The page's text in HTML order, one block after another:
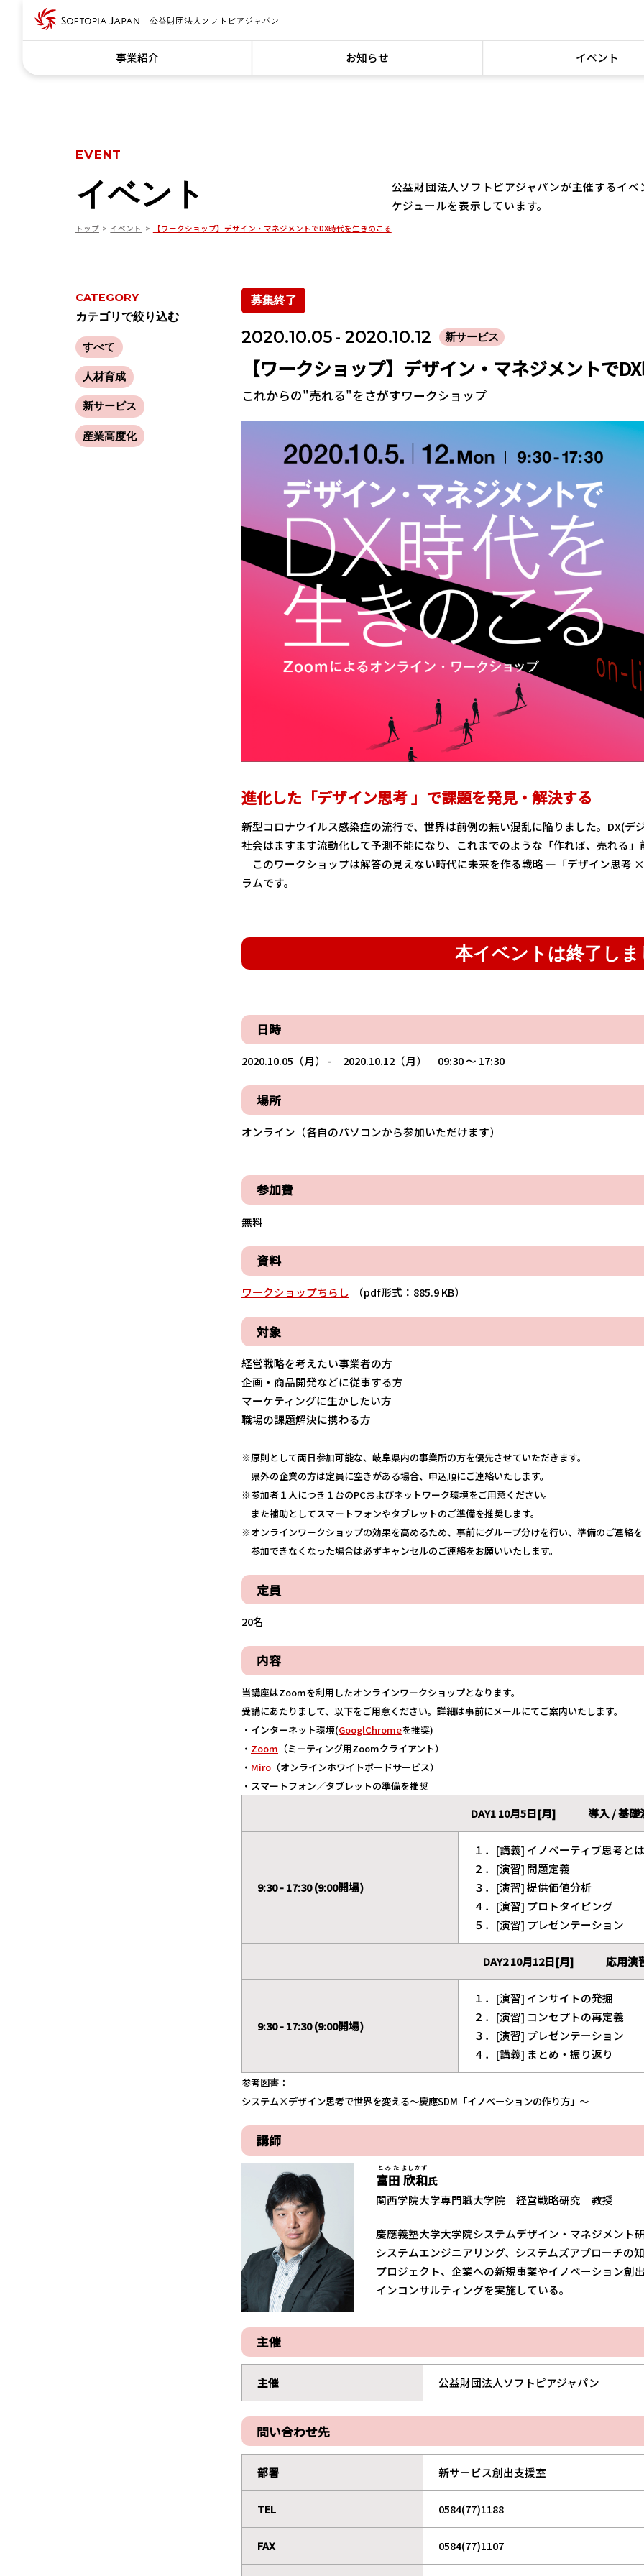
事業紹介 お知らせ イベント
EVENT
イベント
トップ イベント 【ワークショップ】デザイン・マネジメントでDX時代を生きのこる
公益財団法人ソフトピアジャパンが主催するイ
ケジュールを表示しています。
CATEGORY
カテゴリで絞り込む
すべて
人材育成
新サービス
産業高度化
募集終了
2020.10.05- 2020.10.12 新サービス
【ワークショップ】デザイン・マネジメントで
これからの"売れる"をさがすワークショップ
進化した「デザイン思考 」で課題を発見・解決する
新型コロナウイルス感染症の流行で、世界は前例の無い混乱に陥りました。DX(
社会はますます流動化して予測不能になり、これまでのような「作れば、売れる
このワークショップは解答の見えない時代に未来を作る戦略 ―「デザイン思考
ラムです。
本イベントは終了し
日時
2020.10.05（月） - 2020.10.12（月） 09:30 〜 17:30
場所
オンライン（各自のパソコンから参加いただけます）
参加費
無料
資料
ワークショップちらし （pdf形式：885.9 KB）
対象
経営戦略を考えたい事業者の方
企画・商品開発などに従事する方
マーケティングに生かしたい方
職場の課題解決に携わる方
※原則として両日参加可能な、岐阜県内の事業所の方を優先させていただきます。
県外の企業の方は定員に空きがある場合、申込順にご連絡いたします。
※参加者１人につき１台のPCおよびネットワーク環境をご用意ください。
また補助としてスマートフォンやタブレットのご準備を推奨します。
※オンラインワークショップの効果を高めるため、事前にグループ分けを行い、準備のご連絡
参加できなくなった場合は必ずキャンセルのご連絡をお願いいたします。
定員
20名
内容
当講座はZoomを利用したオンラインワークショップとなります。
受講にあたりまして、以下をご用意ください。詳細は事前にメールにてご案内いたします。
・インターネット環境(GooglChromeを推奨)
・ Zoom （ミーティング用Zoomクライアント）
・ Miro （オンラインホワイトボードサービス）
・スマートフォン／タブレットの準備を推奨
DAY1 10月5日[月] 導入 / 基礎
9:30 - 17:30 (9:00開場)
１．[講義] イノベーティブ思考とは
２．[演習] 問題定義
３．[演習] 提供価値分析
４．[演習] プロトタイピング
５．[演習] プレゼンテーション
DAY2 10月12日[月] 応用演
9:30 - 17:30 (9:00開場)
１．[演習] インサイトの発掘
２．[演習] コンセプトの再定義
３．[演習] プレゼンテーション
４．[講義] まとめ・振り返り
参考図書：
システム×デザイン思考で世界を変える～慶應SDM「イノベーションの作り方」～
講師
富田
とみた
欣和
よしかず
氏
関西学院大学専門職大学院 経営戦略研究 教授
慶應義塾大学大学院システムデザイン・マネジメント
システムエンジニアリング、システムズアプローチの
プロジェクト、企業への新規事業やイノベーション創
インコンサルティングを実施している。
主催
主催 公益財団法人ソフトピアジャパン
問い合わせ先
部署 新サービス創出支援室
TEL 0584(77)1188
FAX 0584(77)1107